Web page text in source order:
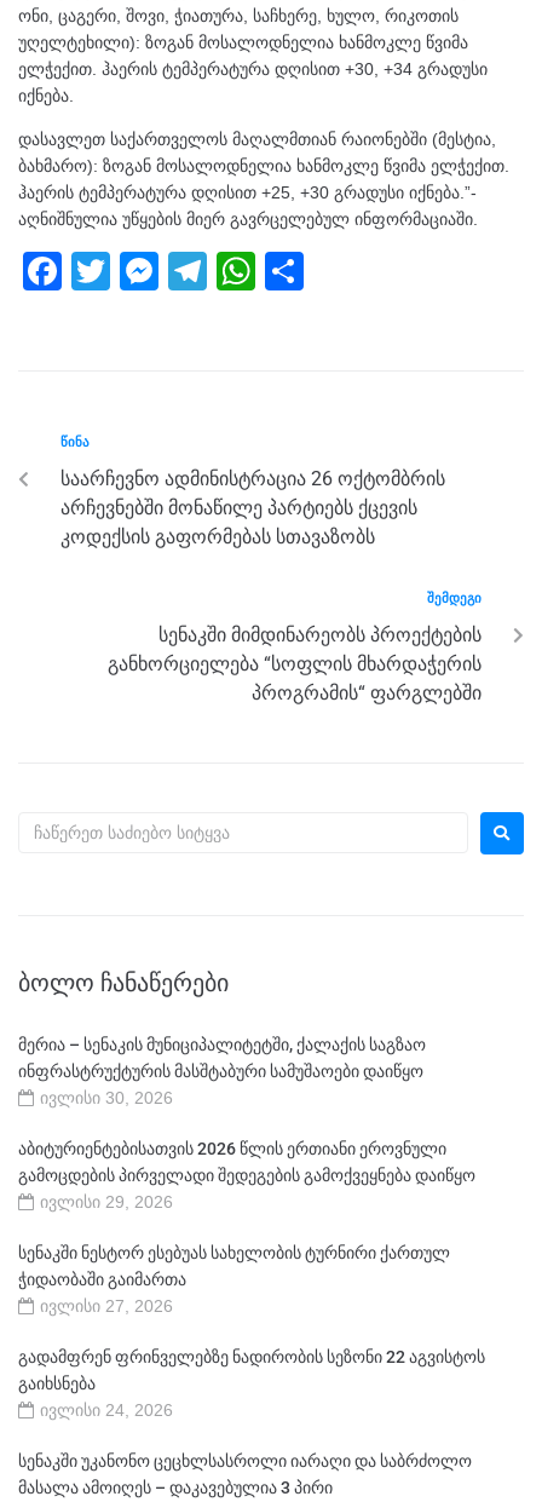
ონი, ცაგერი, შოვი, ჭიათურა, საჩხერე, ხულო, რიკოთის
უღელტეხილი): ზოგან მოსალოდნელია ხანმოკლე წვიმა
ელჭექით. ჰაერის ტემპერატურა დღისით +30, +34 გრადუსი
იქნება.
დასავლეთ საქართველოს მაღალმთიან რაიონებში (მესტია,
ბახმარო): ზოგან მოსალოდნელია ხანმოკლე წვიმა ელჭექით.
ჰაერის ტემპერატურა დღისით +25, +30 გრადუსი იქნება.”-
აღნიშნულია უწყების მიერ გავრცელებულ ინფორმაციაში.
F
b
o
o
k
T
M
g
er
T
m
W
p
p
ᲬᲘᲜᲐ
საარჩევნო ადმინისტრაცია 26 ოქტომბრის
არჩევნებში მონაწილე პარტიებს ქცევის
კოდექსის გაფორმებას სთავაზობს
ᲨᲔᲛᲓᲔᲒᲘ
სენაკში მიმდინარეობს პროექტების
განხორციელება “სოფლის მხარდაჭერის
პროგრამის“ ფარგლებში
ᲑᲝᲚᲝ ᲩᲐᲜᲐᲬᲔᲠᲔᲑᲘ
მერია – სენაკის მუნიციპალიტეტში, ქალაქის საგზაო
ინფრასტრუქტურის მასშტაბური სამუშაოები დაიწყო
ივლისი 30, 2026
აბიტურიენტებისათვის 2026 წლის ერთიანი ეროვნული
გამოცდების პირველადი შედეგების გამოქვეყნება დაიწყო
ივლისი 29, 2026
სენაკში ნესტორ ესებუას სახელობის ტურნირი ქართულ
ჭიდაობაში გაიმართა
ივლისი 27, 2026
გადამფრენ ფრინველებზე ნადირობის სეზონი 22 აგვისტოს
გაიხსნება
ივლისი 24, 2026
სენაკში უკანონო ცეცხლსასროლი იარაღი და საბრძოლო
მასალა ამოიღეს – დაკავებულია 3 პირი